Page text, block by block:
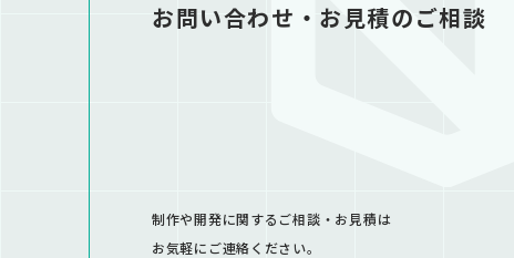
お問い合わせ・お見積のご相談
制作や開発に関するご相談・お見積は
お気軽にご連絡ください。